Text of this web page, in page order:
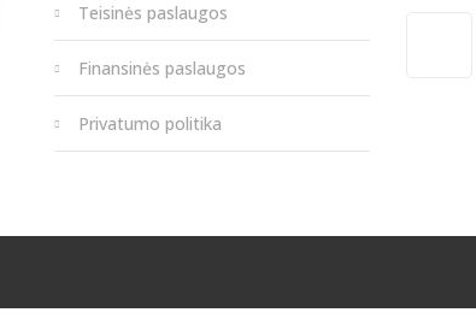
Teisinės paslaugos
Finansinės paslaugos
Privatumo politika